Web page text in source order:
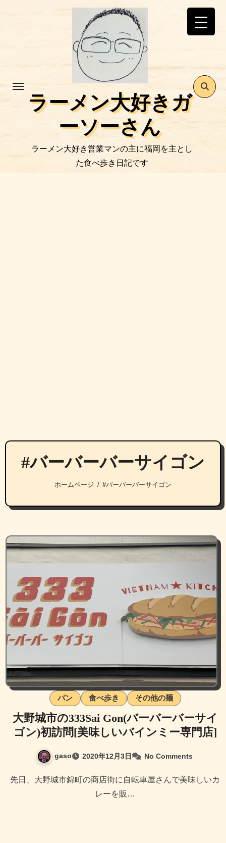
ラーメン大好きガ
ーソーさん
ラーメン大好き営業マンの主に福岡を主とし
た食べ歩き日記です
#バーバーバーサイゴン
ホームページ #バーバーバーサイゴン
パン 食べ歩き その他の麺
大野城市の333Sai Gon(バーバーバーサイ
ゴン)初訪問[美味しいバインミー専門店]
gaso 2020年12月3日 No Comments
先日、大野城市錦町の商店街に自転車屋さんで美味しいカ
レーを販…